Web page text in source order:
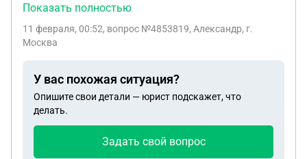
выплат и социальных и всех остальных(имелось
получить удостоверение члена ветерана боевых
Показать полностью
11 февраля, 00:52, вопрос №4853819, Александр, г.
Москва
У вас похожая ситуация?
Опишите свои детали — юрист подскажет, что
делать.
Задать свой вопрос